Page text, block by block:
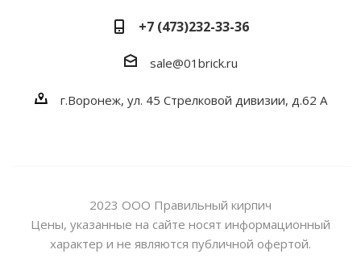
+7 (473)232-33-36
sale@01brick.ru
г.Воронеж, ул. 45 Стрелковой дивизии, д.62 А
2023 ООО Правильный кирпич
Цены, указанные на сайте носят информационный
характер и не являются публичной офертой.